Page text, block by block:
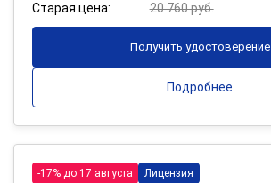
Старая цена: 20 760 руб.
Получить удостоверение
Подробнее
-17% до 17 августа Лицензия